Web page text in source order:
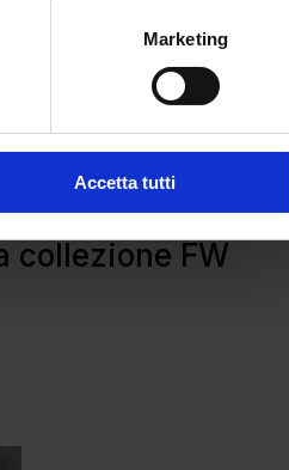
Marketing
Accetta tutti
collezione FW